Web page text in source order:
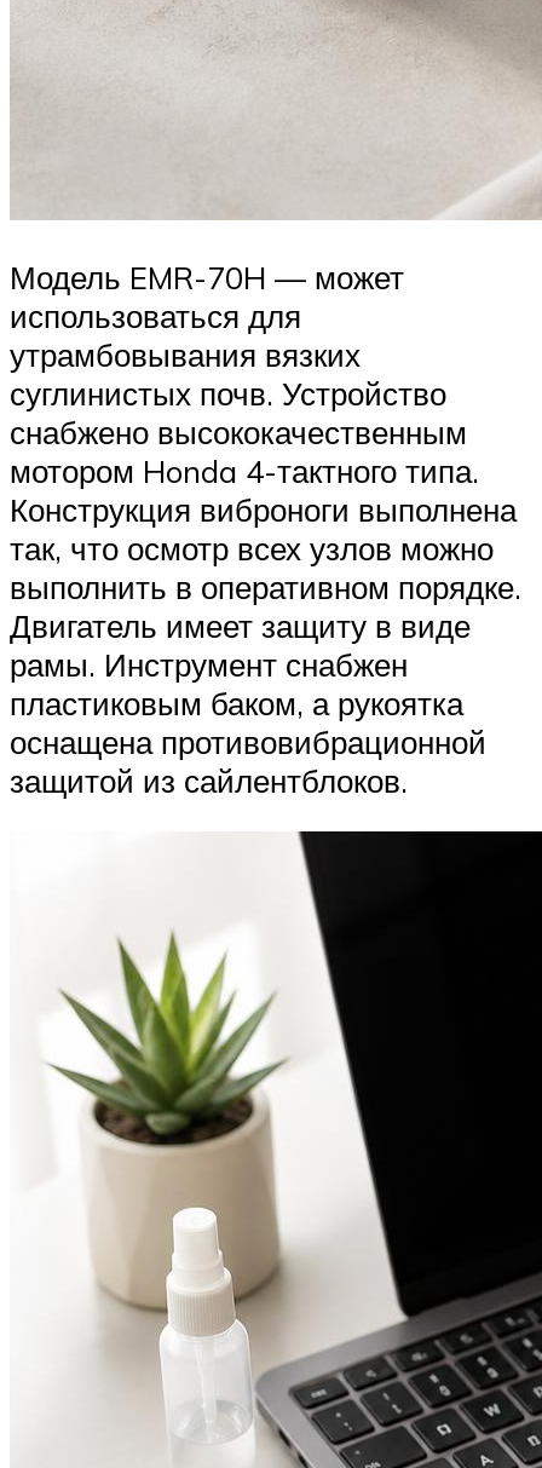
Модель EMR-70H — может
использоваться для
утрамбовывания вязких
суглинистых почв. Устройство
снабжено высококачественным
мотором Honda 4-тактного типа.
Конструкция виброноги выполнена
так, что осмотр всех узлов можно
выполнить в оперативном порядке.
Двигатель имеет защиту в виде
рамы. Инструмент снабжен
пластиковым баком, а рукоятка
оснащена противовибрационной
защитой из сайлентблоков.